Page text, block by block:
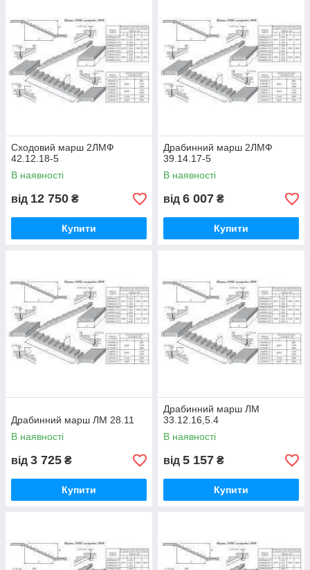
Сходовий марш 2ЛМФ
42.12.18-5
В наявності
від 12 750 ₴
Купити
Драбинний марш 2ЛМФ
39.14.17-5
В наявності
від 6 007 ₴
Купити
Драбинний марш ЛМ 28.11
В наявності
від 3 725 ₴
Купити
Драбинний марш ЛМ
33.12.16,5.4
В наявності
від 5 157 ₴
Купити